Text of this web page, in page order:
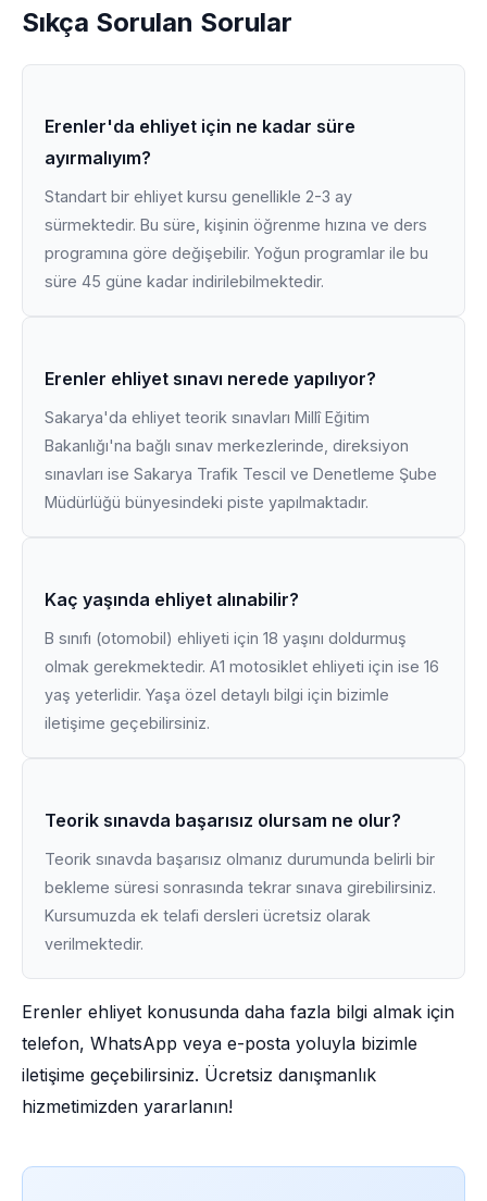
Sıkça Sorulan Sorular
Erenler'da ehliyet için ne kadar süre
ayırmalıyım?
Standart bir ehliyet kursu genellikle 2-3 ay
sürmektedir. Bu süre, kişinin öğrenme hızına ve ders
programına göre değişebilir. Yoğun programlar ile bu
süre 45 güne kadar indirilebilmektedir.
Erenler ehliyet sınavı nerede yapılıyor?
Sakarya'da ehliyet teorik sınavları Millî Eğitim
Bakanlığı'na bağlı sınav merkezlerinde, direksiyon
sınavları ise Sakarya Trafik Tescil ve Denetleme Şube
Müdürlüğü bünyesindeki piste yapılmaktadır.
Kaç yaşında ehliyet alınabilir?
B sınıfı (otomobil) ehliyeti için 18 yaşını doldurmuş
olmak gerekmektedir. A1 motosiklet ehliyeti için ise 16
yaş yeterlidir. Yaşa özel detaylı bilgi için bizimle
iletişime geçebilirsiniz.
Teorik sınavda başarısız olursam ne olur?
Teorik sınavda başarısız olmanız durumunda belirli bir
bekleme süresi sonrasında tekrar sınava girebilirsiniz.
Kursumuzda ek telafi dersleri ücretsiz olarak
verilmektedir.
Erenler ehliyet konusunda daha fazla bilgi almak için
telefon, WhatsApp veya e-posta yoluyla bizimle
iletişime geçebilirsiniz. Ücretsiz danışmanlık
hizmetimizden yararlanın!